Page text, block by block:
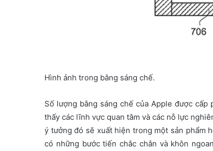
Hình ảnh trong bằng sáng chế.
Số lượng bằng sáng chế của Apple được
thấy các lĩnh vực quan tâm và các nỗ lực
ý tưởng đó sẽ xuất hiện trong một sản phẩm
có những bước tiến chắc chắn và khôn